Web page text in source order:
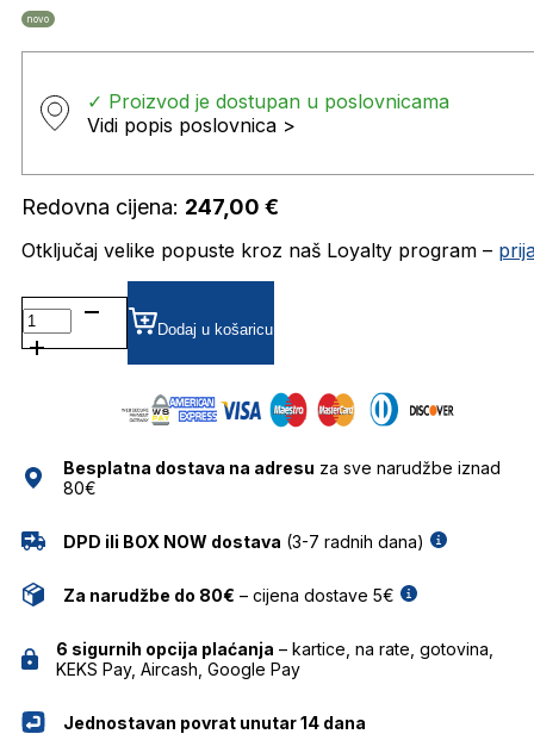
novo
✓ Proizvod je dostupan u poslovnicama
Vidi popis poslovnica >
Redovna cijena: 247,00 €
Otključaj velike popuste kroz naš Loyalty program –
TSW1065 DIOPTRIJSKI
OKVIRI
TRUSSARDI
Dodaj u košaricu
Besplatna dostava na adresu za sve narudžbe iznad
80€
DPD ili BOX NOW dostava (3-7 radnih dana)
Za narudžbe do 80€ – cijena dostave 5€
6 sigurnih opcija plaćanja – kartice, na rate, gotovina,
KEKS Pay, Aircash, Google Pay
Jednostavan povrat unutar 14 dana